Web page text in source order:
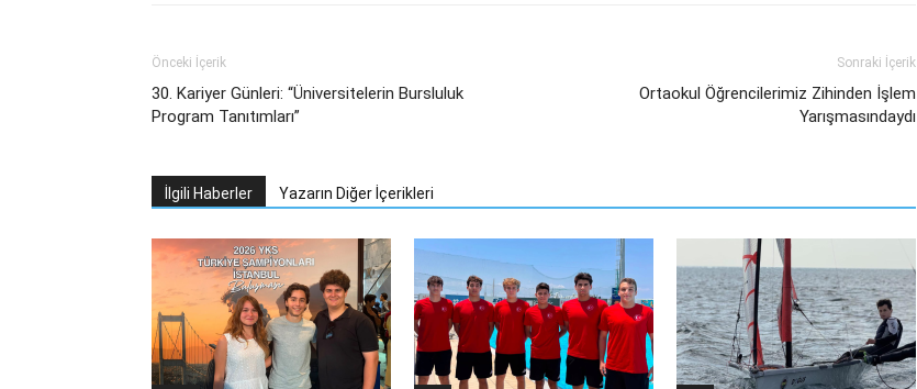
Önceki İçerik
30. Kariyer Günleri: “Üniversitelerin Bursluluk
Program Tanıtımları”
Sonraki İçerik
Ortaokul Öğrencilerimiz Zihinden İşlem
Yarışmasındaydı
İlgili Haberler Yazarın Diğer İçerikleri